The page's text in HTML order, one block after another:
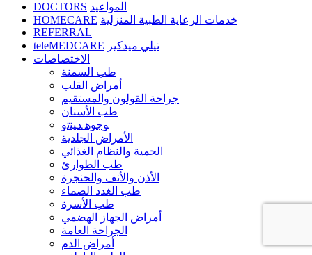
DOCTORS المواعيد
HOMECARE خدمات الرعاية الطبية المنزلية
REFERRAL
teleMEDCARE تيلي ميدكير
الاختصاصات
طب السمنة
أمراض القلب
جراحة القولون والمستقيم
طب الأسنان
ﻮﺟﻮﻫ ﺪﻴﻨﺗﻭ
الأمراض الجلدية
الحمية والنظام الغذائي
طب الطوارئ
الأذن والأنف والحنجرة
طب الغدد الصماء
طب الأسرة
أمراض الجهاز الهضمي
الجراحة العامة
أمراض الدم